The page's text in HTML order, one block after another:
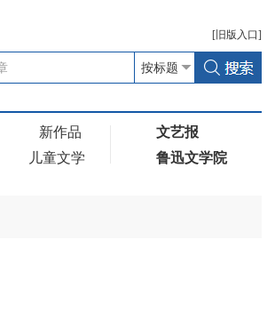
[ 旧版 入口]
新作品
儿童文学
文艺报
鲁迅文学院